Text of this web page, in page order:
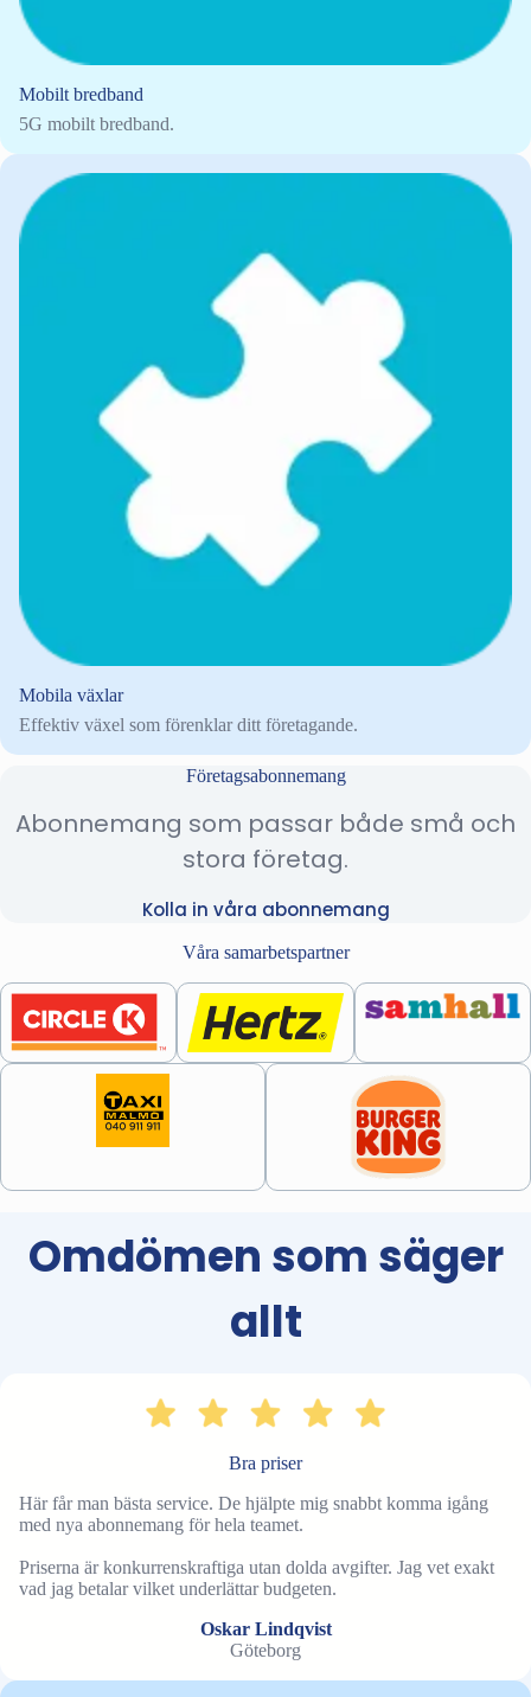
Mobilt bredband
5G mobilt bredband.
Mobila växlar
Effektiv växel som förenklar ditt företagande.
Företagsabonnemang
Abonnemang som passar både små och
stora företag.
Kolla in våra abonnemang
Våra samarbetspartner
Omdömen som säger
allt
Bra priser
Här får man bästa service. De hjälpte mig snabbt komma igång
med nya abonnemang för hela teamet.
Priserna är konkurrenskraftiga utan dolda avgifter. Jag vet exakt
vad jag betalar vilket underlättar budgeten.
Oskar Lindqvist
Göteborg